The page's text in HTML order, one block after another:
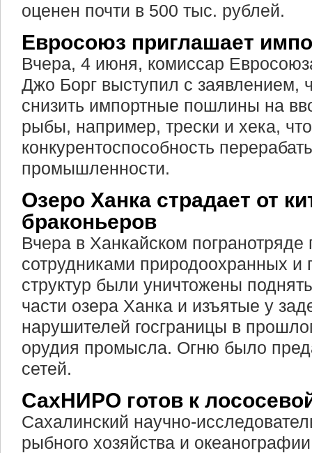
оценен почти в 500 тыс. рублей.
Евросоюз приглашает
Вчера, 4 июня, комиссар
Джо Борг выступил с заявлением,
снизить импортные пошлины на
рыбы, например, трески и хека,
конкурентоспособность
промышленности.
Озеро Ханка страдает от
браконьеров
Вчера в Ханкайском погранотряде
сотрудниками природоохранных и
структур были уничтожены
части озера Ханка и изъятые у
нарушителей госграницы в
орудия промысла. Огню было
сетей.
СахНИРО готов к
Сахалинский научно-
рыбного хозяйства и